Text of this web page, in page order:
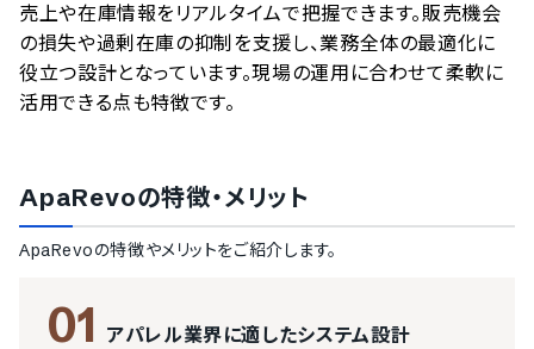
売上や在庫情報をリアルタイムで把握できます。販売機会
の損失や過剰在庫の抑制を支援し、業務全体の最適化に
役立つ設計となっています。現場の運用に合わせて柔軟に
活用できる点も特徴です。
ApaRevoの特徴・メリット
ApaRevoの特徴やメリットをご紹介します。
01 アパレル業界に適したシステム設計